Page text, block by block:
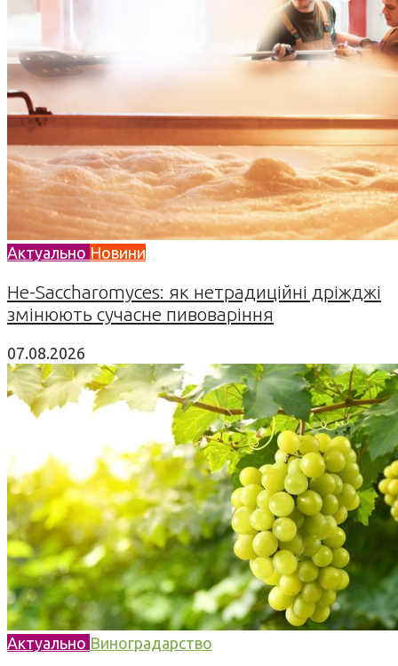
Актуально Новини
Не-Saccharomyces: як нетрадиційні дріжджі
змінюють сучасне пивоваріння
07.08.2026
Актуально Виноградарство